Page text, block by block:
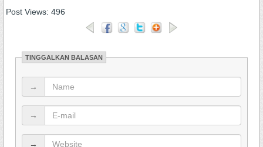
Post Views: 496
TINGGALKAN BALASAN
→
→
→